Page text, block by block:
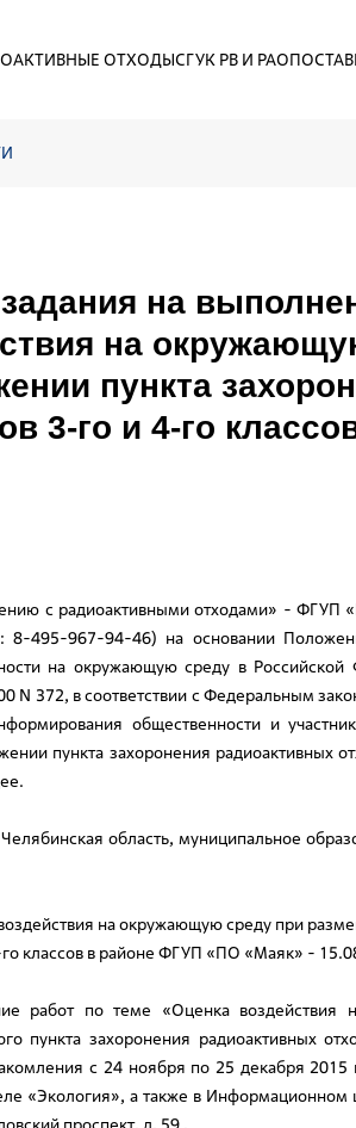
ОТХОДЫСГУК РВ И РАО
на
на
пункта
3-го и 4-го
с радиоактивными отходами» - ФГУП
495-967-94-46) на основании
на окружающую среду в Российской
N 372, в соответствии с Федеральным
общественности и
пункта захоронения радиоактивных
область, муниципальное
на окружающую среду при
классов в районе ФГУП «ПО «Маяк» -
работ по теме «Оценка
пункта захоронения радиоактивных
с 24 ноября по 25 декабря 2015
«Экология», а также в Информационном